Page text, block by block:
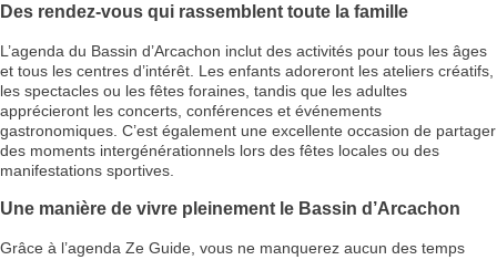
Des rendez-vous qui rassemblent toute la famille
L’agenda du Bassin d’Arcachon inclut des activités pour tous les âges
et tous les centres d’intérêt. Les enfants adoreront les ateliers créatifs,
les spectacles ou les fêtes foraines, tandis que les adultes
apprécieront les concerts, conférences et événements
gastronomiques. C’est également une excellente occasion de partager
des moments intergénérationnels lors des fêtes locales ou des
manifestations sportives.
Une manière de vivre pleinement le Bassin d’Arcachon
Grâce à l’agenda Ze Guide, vous ne manquerez aucun des temps